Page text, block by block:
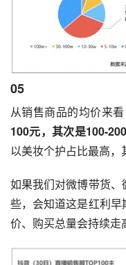
05
从销售商品的均价来
100元，其次是100-
以美妆个护占比最高，
如果我们对微博带货
些，会知道这是红利
价、购买总量会持续走